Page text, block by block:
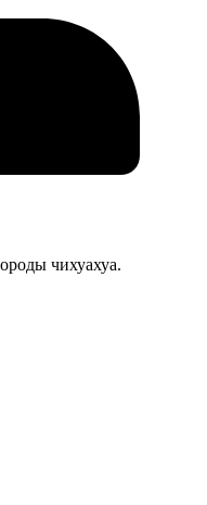
чихуахуа.